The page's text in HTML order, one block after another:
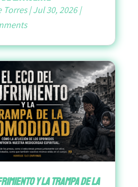
Torres|Jul 30, 2026|
y la Trampa de la